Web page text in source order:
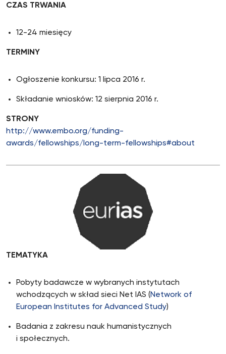
CZAS TRWANIA
12-24 miesięcy
TERMINY
Ogłoszenie konkursu: 1 lipca 2016 r.
Składanie wniosków: 12 sierpnia 2016 r.
STRONY
http://www.embo.org/funding-
awards/fellowships/long-term-fellowships#about
TEMATYKA
Pobyty badawcze w wybranych instytutach
wchodzących w skład sieci Net IAS (Network of
European Institutes for Advanced Study)
Badania z zakresu nauk humanistycznych
i społecznych.